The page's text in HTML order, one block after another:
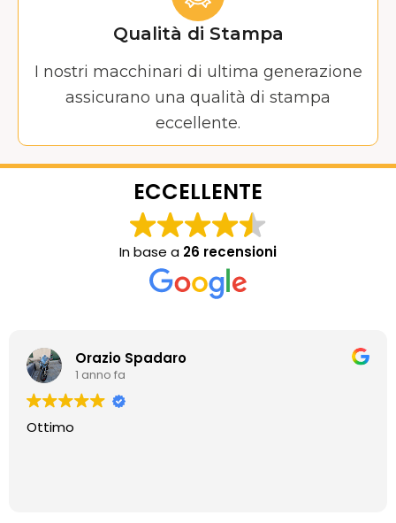
Qualità di Stampa
I nostri macchinari di ultima generazione
assicurano una qualità di stampa
eccellente.
ECCELLENTE
In base a 26 recensioni
Orazio Spadaro
1 anno fa
Ottimo